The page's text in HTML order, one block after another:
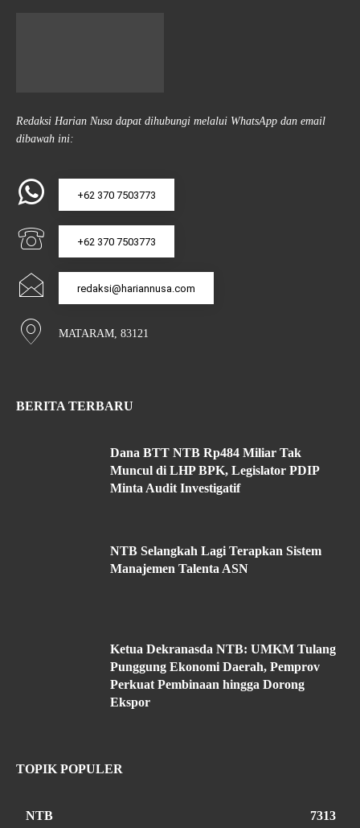
Redaksi Harian Nusa dapat dihubungi melalui WhatsApp dan email
dibawah ini:
+62 370 7503773
+62 370 7503773
redaksi@hariannusa.com
MATARAM, 83121
BERITA TERBARU
Dana BTT NTB Rp484 Miliar Tak
Muncul di LHP BPK, Legislator PDIP
Minta Audit Investigatif
NTB Selangkah Lagi Terapkan Sistem
Manajemen Talenta ASN
Ketua Dekranasda NTB: UMKM Tulang
Punggung Ekonomi Daerah, Pemprov
Perkuat Pembinaan hingga Dorong
Ekspor
TOPIK POPULER
NTB 7313